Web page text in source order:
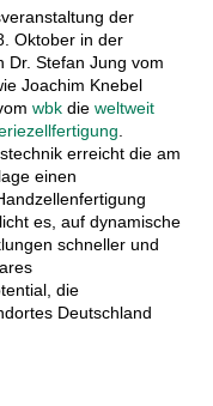
der
Oktober in der
Dr. Stefan Jung vom
Joachim Knebel
wbkdie weltweit
erreicht die am
einen
es, auf dynamische
schneller und
die
Deutschland